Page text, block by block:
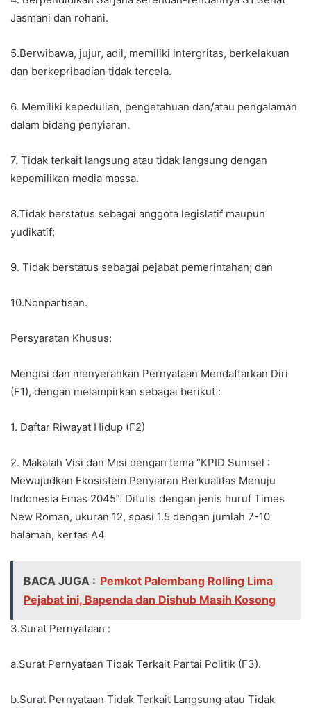
Jasmani dan rohani.
5.Berwibawa, jujur, adil, memiliki intergritas, berkelakuan
dan berkepribadian tidak tercela.
6. Memiliki kepedulian, pengetahuan dan/atau pengalaman
dalam bidang penyiaran.
7. Tidak terkait langsung atau tidak langsung dengan
kepemilikan media massa.
8.Tidak berstatus sebagai anggota legislatif maupun
yudikatif;
9. Tidak berstatus sebagai pejabat pemerintahan; dan
10.Nonpartisan.
Persyaratan Khusus:
Mengisi dan menyerahkan Pernyataan Mendaftarkan Diri
(F1), dengan melampirkan sebagai berikut :
1. Daftar Riwayat Hidup (F2)
2. Makalah Visi dan Misi dengan tema “KPID Sumsel :
Mewujudkan Ekosistem Penyiaran Berkualitas Menuju
Indonesia Emas 2045”. Ditulis dengan jenis huruf Times
New Roman, ukuran 12, spasi 1.5 dengan jumlah 7-10
halaman, kertas A4
BACA JUGA : Pemkot Palembang Rolling Lima
Pejabat ini, Bapenda dan Dishub Masih Kosong
3.Surat Pernyataan :
a.Surat Pernyataan Tidak Terkait Partai Politik (F3).
b.Surat Pernyataan Tidak Terkait Langsung atau Tidak